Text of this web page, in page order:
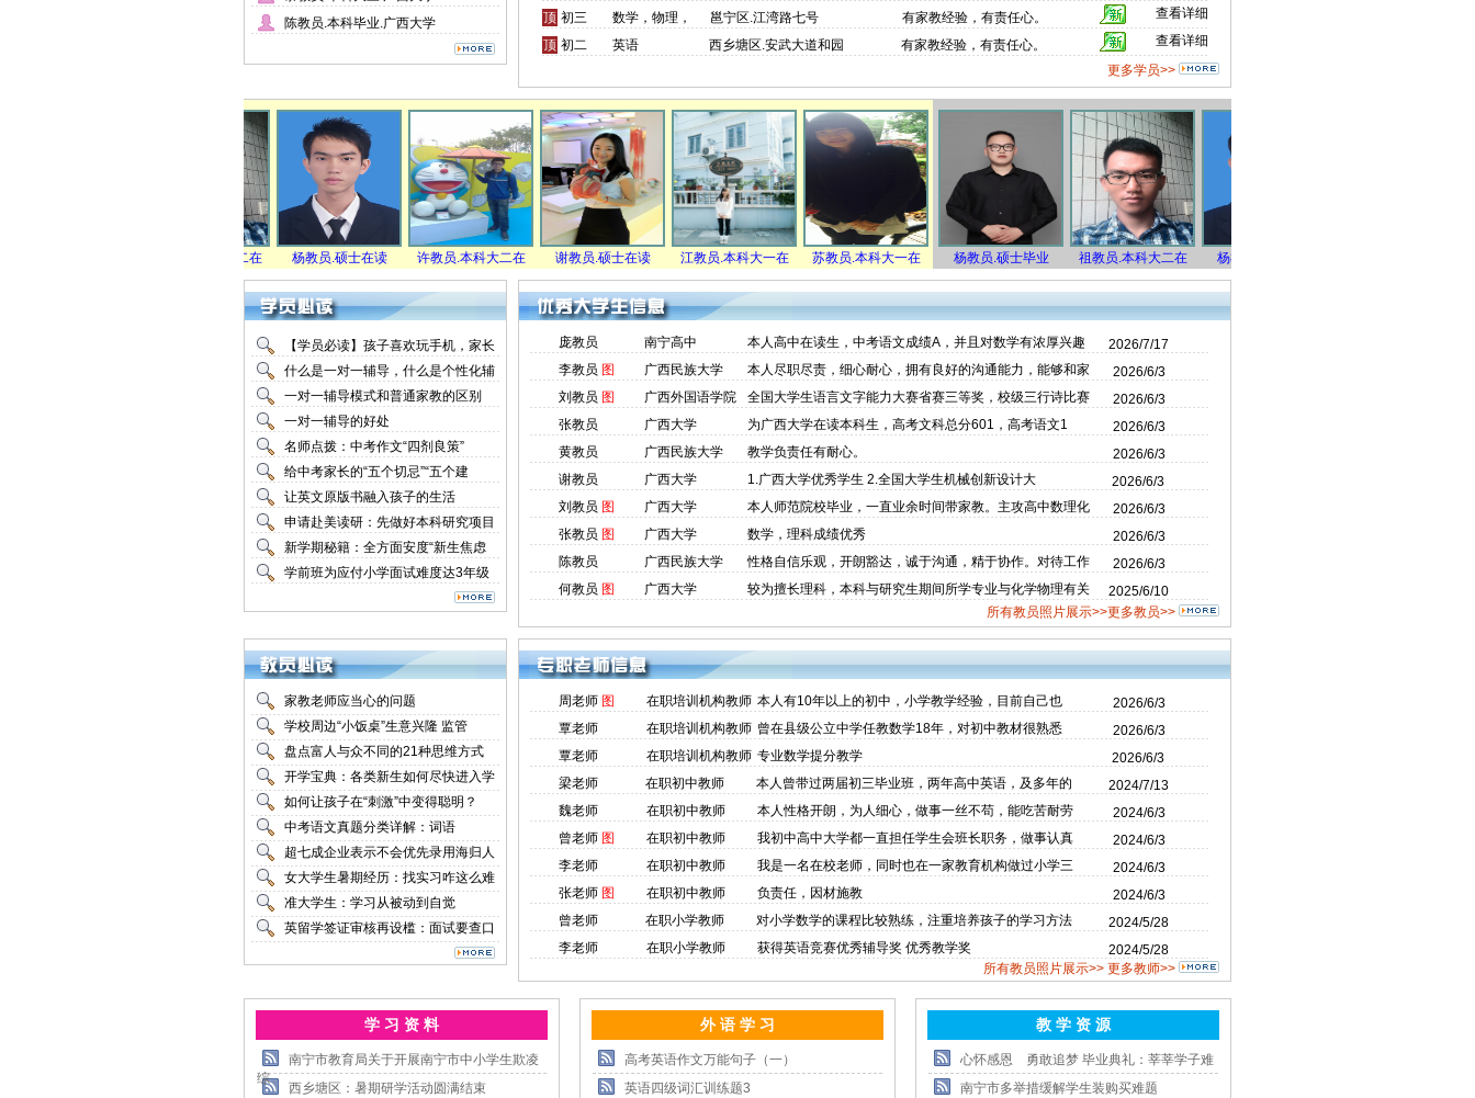
陈教员.本科毕业.广西大学
顶 初三 数学，物理， 邕宁区.江湾路七号 有家教经验，有责任心。 查看详细
顶 初二 英语 西乡塘区.安武大道和园 有家教经验，有责任心。
查看详细
更多学员>>
杨教员.硕士在读 许教员.本科大二在 谢教员.硕士在读 江教员.本科大一在 苏教员.本科大一在 杨教员.硕士毕业 祖教员.本科大二在 杨教员.硕士在读
【学员必读】孩子喜欢玩手机，家长
什么是一对一辅导，什么是个性化辅
一对一辅导模式和普通家教的区别
一对一辅导的好处
名师点拨：中考作文“四剂良策”
给中考家长的“五个切忌”“五个建
让英文原版书融入孩子的生活
申请赴美读研：先做好本科研究项目
新学期秘籍：全方面安度“新生焦虑
学前班为应付小学面试难度达3年级
庞教员 南宁高中 本人高中在读生，中考语文成绩A，并且对数学有浓厚兴趣
2026/7/17
李教员 图 广西民族大学 本人尽职尽责，细心耐心，拥有良好的沟通能力，能够和家
2026/6/3
刘教员 图 广西外国语学院 全国大学生语言文字能力大赛省赛三等奖，校级三行诗比赛
2026/6/3
张教员
广西大学 为广西大学在读本科生，高考文科总分601，高考语文1
2026/6/3
黄教员
广西民族大学 教学负责任有耐心。
2026/6/3
谢教员
广西大学 1.广西大学优秀学生 2.全国大学生机械创新设计大
2026/6/3
刘教员 图 广西大学 本人师范院校毕业，一直业余时间带家教。主攻高中数理化
2026/6/3
张教员 图 广西大学 数学，理科成绩优秀
2026/6/3
陈教员
广西民族大学 性格自信乐观，开朗豁达，诚于沟通，精于协作。对待工作
2026/6/3
何教员 图 广西大学 较为擅长理科，本科与研究生期间所学专业与化学物理有关
2025/6/10
所有教员照片展示>>更多教员>>
家教老师应当心的问题
学校周边“小饭桌”生意兴隆 监管
盘点富人与众不同的21种思维方式
开学宝典：各类新生如何尽快进入学
如何让孩子在“刺激”中变得聪明？
中考语文真题分类详解：词语
超七成企业表示不会优先录用海归人
女大学生暑期经历：找实习咋这么难
准大学生：学习从被动到自觉
英留学签证审核再设槛：面试要查口
周老师 图 在职培训机构教师 本人有10年以上的初中，小学教学经验，目前自己也
2026/6/3
覃老师
在职培训机构教师 曾在县级公立中学任教数学18年，对初中教材很熟悉
2026/6/3
覃老师
在职培训机构教师 专业数学提分教学
2026/6/3
梁老师
在职初中教师 本人曾带过两届初三毕业班，两年高中英语，及多年的
2024/7/13
魏老师
在职初中教师 本人性格开朗，为人细心，做事一丝不苟，能吃苦耐劳
2024/6/3
曾老师 图 在职初中教师 我初中高中大学都一直担任学生会班长职务，做事认真
2024/6/3
李老师
在职初中教师 我是一名在校老师，同时也在一家教育机构做过小学三
2024/6/3
张老师 图 在职初中教师 负责任，因材施教
2024/6/3
曾老师
在职小学教师 对小学数学的课程比较熟练，注重培养孩子的学习方法
2024/5/28
李老师
在职小学教师 获得英语竞赛优秀辅导奖 优秀教学奖
2024/5/28
所有教员照片展示>> 更多教师>>
学 习 资 料
南宁市教育局关于开展南宁市中小学生欺凌
综
西乡塘区：暑期研学活动圆满结束
外 语 学 习
高考英语作文万能句子（一）
英语四级词汇训练题3
教 学 资 源
心怀感恩 勇敢追梦 毕业典礼：莘莘学子难
南宁市多举措缓解学生装购买难题